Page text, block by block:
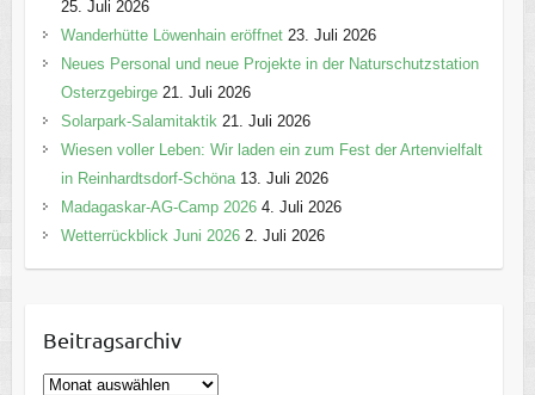
25. Juli 2026
Wanderhütte Löwenhain eröffnet 23. Juli 2026
Neues Personal und neue Projekte in der Naturschutzstation
Osterzgebirge 21. Juli 2026
Solarpark-Salamitaktik 21. Juli 2026
Wiesen voller Leben: Wir laden ein zum Fest der Artenvielfalt
in Reinhardtsdorf-Schöna 13. Juli 2026
Madagaskar-AG-Camp 2026 4. Juli 2026
Wetterrückblick Juni 2026 2. Juli 2026
Beitragsarchiv
B